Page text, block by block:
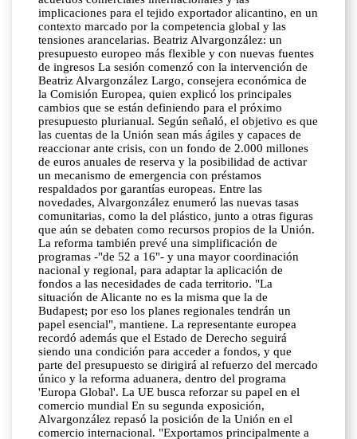
implicaciones para el tejido exportador alicantino, en un
contexto marcado por la competencia global y las
tensiones arancelarias. Beatriz Alvargonzález: un
presupuesto europeo más flexible y con nuevas fuentes
de ingresos La sesión comenzó con la intervención de
Beatriz Alvargonzález Largo, consejera económica de
la Comisión Europea, quien explicó los principales
cambios que se están definiendo para el próximo
presupuesto plurianual. Según señaló, el objetivo es que
las cuentas de la Unión sean más ágiles y capaces de
reaccionar ante crisis, con un fondo de 2.000 millones
de euros anuales de reserva y la posibilidad de activar
un mecanismo de emergencia con préstamos
respaldados por garantías europeas. Entre las
novedades, Alvargonzález enumeró las nuevas tasas
comunitarias, como la del plástico, junto a otras figuras
que aún se debaten como recursos propios de la Unión.
La reforma también prevé una simplificación de
programas -"de 52 a 16"- y una mayor coordinación
nacional y regional, para adaptar la aplicación de
fondos a las necesidades de cada territorio. "La
situación de Alicante no es la misma que la de
Budapest; por eso los planes regionales tendrán un
papel esencial", mantiene. La representante europea
recordó además que el Estado de Derecho seguirá
siendo una condición para acceder a fondos, y que
parte del presupuesto se dirigirá al refuerzo del mercado
único y la reforma aduanera, dentro del programa
'Europa Global'. La UE busca reforzar su papel en el
comercio mundial En su segunda exposición,
Alvargonzález repasó la posición de la Unión en el
comercio internacional. "Exportamos principalmente a